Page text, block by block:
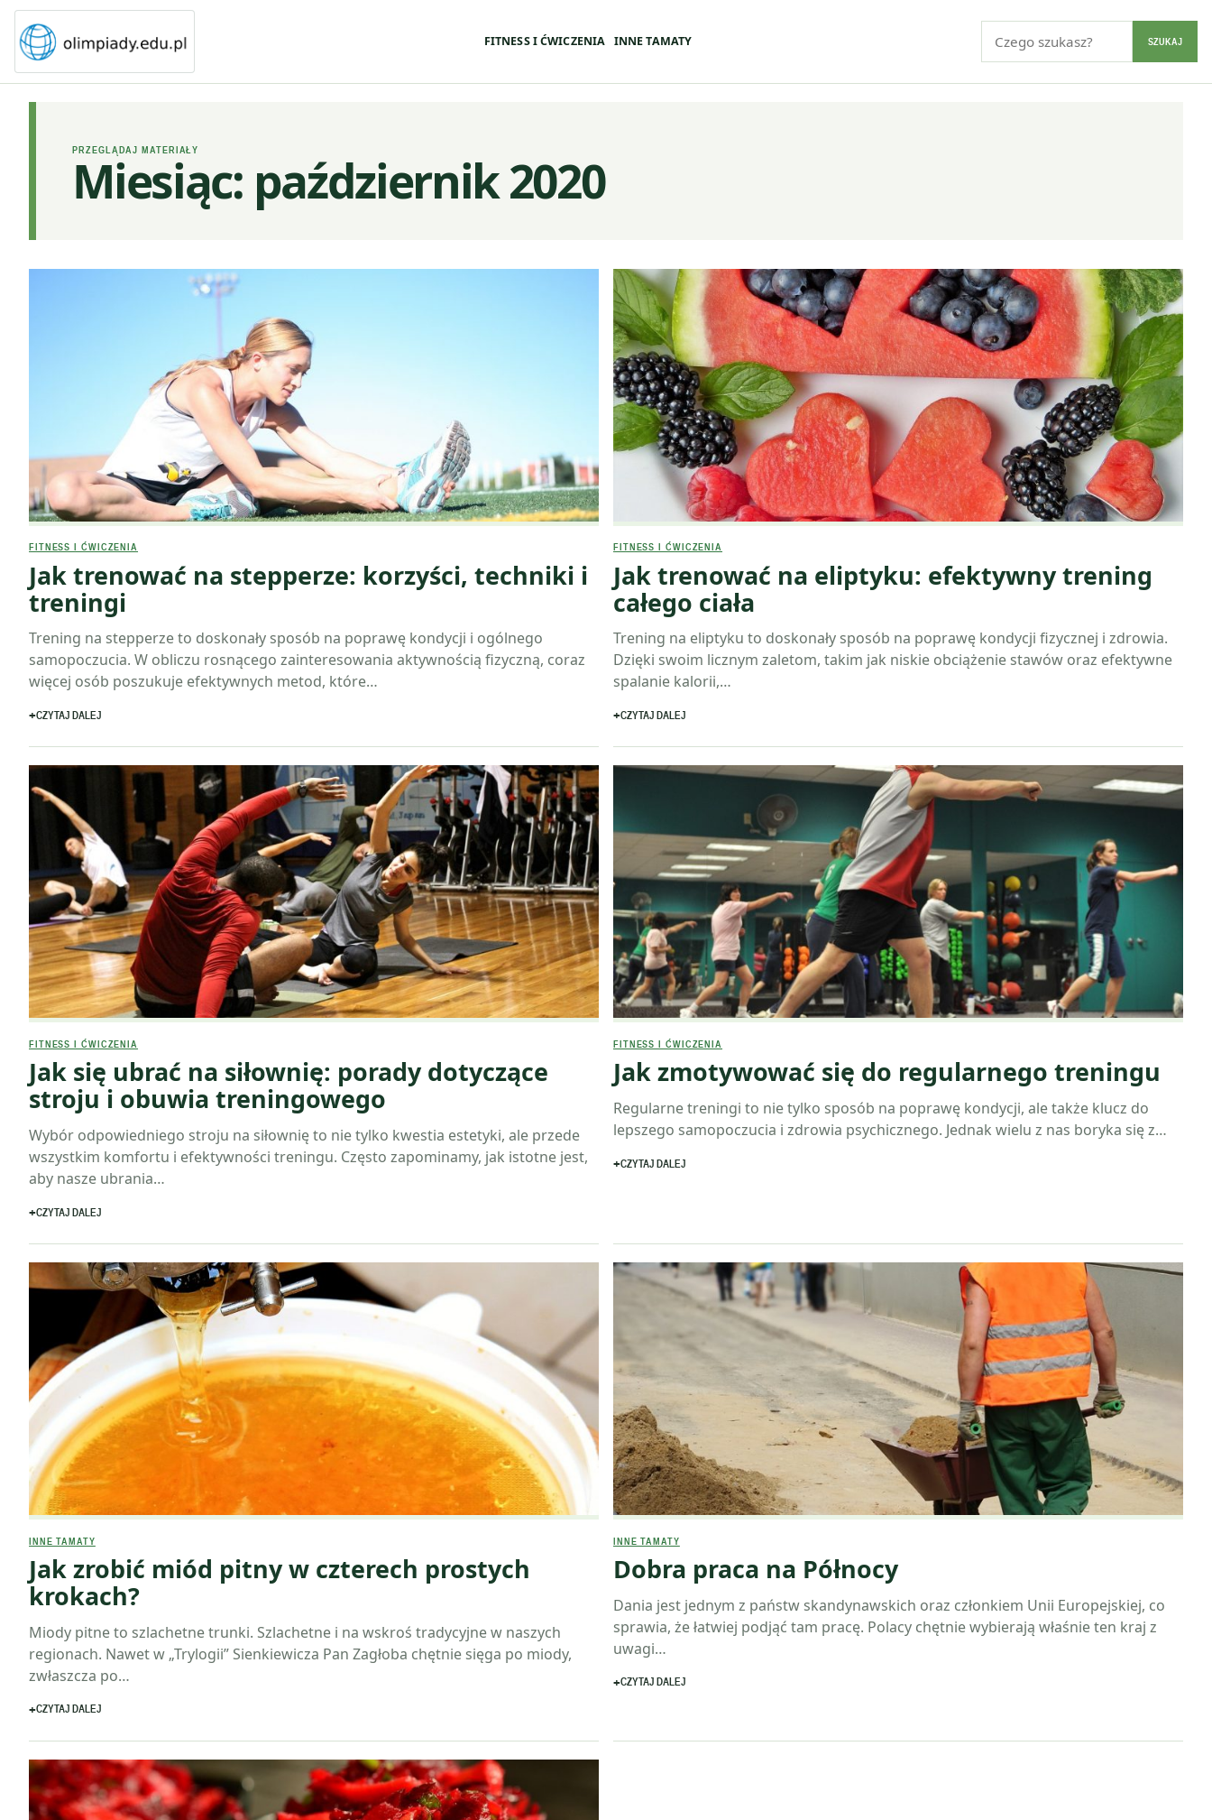
FITNESS I ĆWICZENIA INNE TAMATY SZUKAJ
PRZEGLĄDAJ MATERIAŁY
Miesiąc: październik 2020
FITNESS I ĆWICZENIA
Jak trenować na stepperze: korzyści, techniki i
treningi
Trening na stepperze to doskonały sposób na poprawę kondycji i ogólnego
samopoczucia. W obliczu rosnącego zainteresowania aktywnością fizyczną, coraz
więcej osób poszukuje efektywnych metod, które…
CZYTAJ DALEJ
FITNESS I ĆWICZENIA
Jak trenować na eliptyku: efektywny trening
całego ciała
Trening na eliptyku to doskonały sposób na poprawę kondycji fizycznej i zdrowia.
Dzięki swoim licznym zaletom, takim jak niskie obciążenie stawów oraz efektywne
spalanie kalorii,…
CZYTAJ DALEJ
FITNESS I ĆWICZENIA
Jak się ubrać na siłownię: porady dotyczące
stroju i obuwia treningowego
Wybór odpowiedniego stroju na siłownię to nie tylko kwestia estetyki, ale przede
wszystkim komfortu i efektywności treningu. Często zapominamy, jak istotne jest,
aby nasze ubrania…
CZYTAJ DALEJ
FITNESS I ĆWICZENIA
Jak zmotywować się do regularnego treningu
Regularne treningi to nie tylko sposób na poprawę kondycji, ale także klucz do
lepszego samopoczucia i zdrowia psychicznego. Jednak wielu z nas boryka się z…
CZYTAJ DALEJ
INNE TAMATY
Jak zrobić miód pitny w czterech prostych
krokach?
Miody pitne to szlachetne trunki. Szlachetne i na wskroś tradycyjne w naszych
regionach. Nawet w „Trylogii” Sienkiewicza Pan Zagłoba chętnie sięga po miody,
zwłaszcza po…
CZYTAJ DALEJ
INNE TAMATY
Dobra praca na Północy
Dania jest jednym z państw skandynawskich oraz członkiem Unii Europejskiej, co
sprawia, że łatwiej podjąć tam pracę. Polacy chętnie wybierają właśnie ten kraj z
uwagi…
CZYTAJ DALEJ